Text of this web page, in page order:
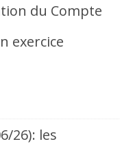
du Compte
exercice
26): les